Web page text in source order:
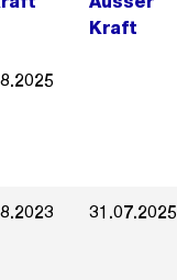
Kraft
31.07.2025